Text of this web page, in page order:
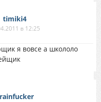
timiki4
в 12:25
я вовсе а школоло